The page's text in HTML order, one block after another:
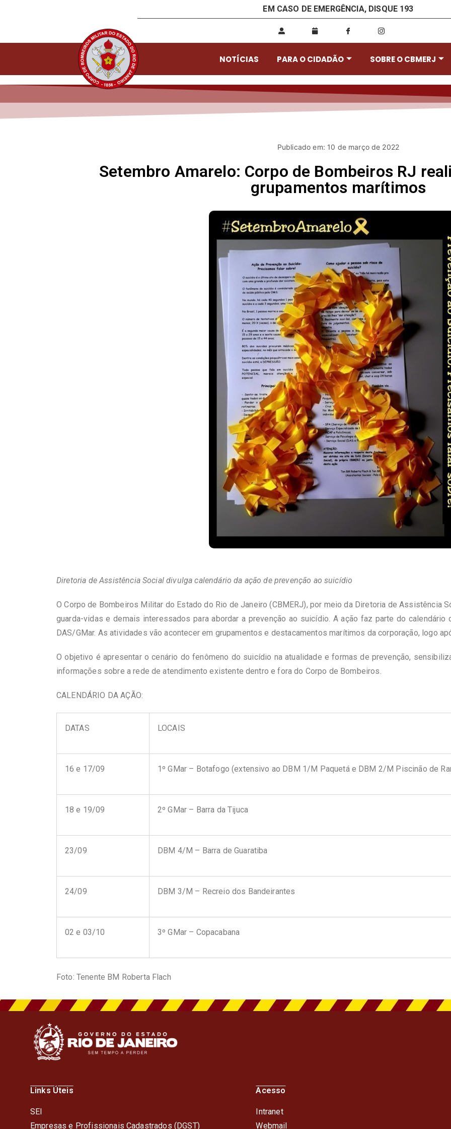
EM CASO DE EMERGÊNCIA, DISQUE 193
NOTÍCIAS PARA O CIDADÃO SOBRE O CBMERJ
Publicado em: 10 de março de 2022
Setembro Amarelo: Corpo de Bombeiros RJ
grupamentos marítimos
Diretoria de Assistência Social divulga calendário da ação de prevenção ao suicídio
O Corpo de Bombeiros Militar do Estado do Rio de Janeiro (CBMERJ), por meio da Diretoria de Assistência
guarda-vidas e demais interessados para abordar a prevenção ao suicídio. A ação faz parte do
DAS/GMar. As atividades vão acontecer em grupamentos e destacamentos marítimos da corporação, logo
O objetivo é apresentar o cenário do fenômeno do suicídio na atualidade e formas de prevenção,
informações sobre a rede de atendimento existente dentro e fora do Corpo de Bombeiros.
CALENDÁRIO DA AÇÃO:
DATAS LOCAIS
16 e 17/09 1º GMar – Botafogo (extensivo ao DBM 1/M Paquetá e DBM 2/M Piscinão de
18 e 19/09 2º GMar – Barra da Tijuca
23/09 DBM 4/M – Barra de Guaratiba
24/09 DBM 3/M – Recreio dos Bandeirantes
02 e 03/10 3º GMar – Copacabana
Foto: Tenente BM Roberta Flach
Links Úteis
SEI
Empresas e Profissionais Cadastrados (DGST)
Acesso
Intranet
Webmail